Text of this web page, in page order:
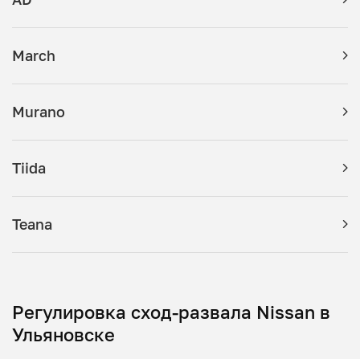
March
Murano
Tiida
Teana
Регулировка сход-развала Nissan в
Ульяновске